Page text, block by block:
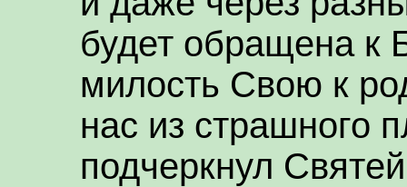
будет обращена к
милость Свою к
нас из страшного
подчеркнул